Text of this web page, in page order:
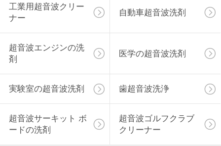
さ
い
ニ
ュ
ー
ス
工業用超音波クリー
ナー
自動車超音波洗剤
超音波エンジンの洗
剤
医学の超音波洗剤
実験室の超音波洗剤 歯超音波洗浄
超音波サーキット ボ
ードの洗剤
超音波ゴルフクラブ
クリーナー